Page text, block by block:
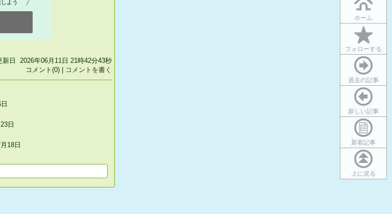
ホーム
フォローする
過去の記事
新しい記事
新着記事
上に戻る
よう
新日 2026年06月11日 21時42分43秒
コメント(0) |
コメントを書く
日
18日